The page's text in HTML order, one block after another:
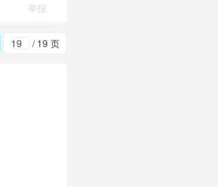
举报
/ 19 页